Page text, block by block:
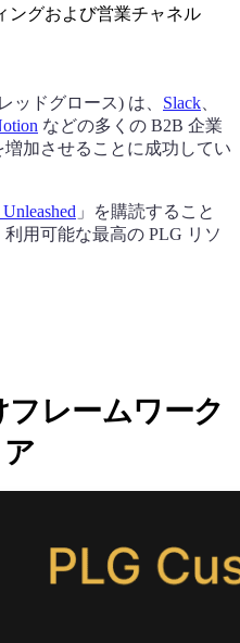
ングおよび営業チャネル
ッドグロース) は、 Slack
などの多くの B2B 企業
加させることに成功してい
」を購読すること
用可能な最高の PLG リソ
レームワーク